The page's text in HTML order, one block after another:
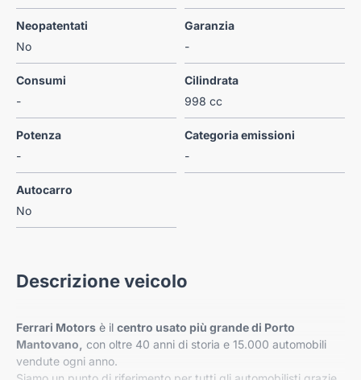
Neopatentati
No
Garanzia
-
Consumi
-
Cilindrata
998 cc
Potenza
-
Categoria emissioni
-
Autocarro
No
Descrizione veicolo
Ferrari Motors è il centro usato più grande di Porto
Mantovano, con oltre 40 anni di storia e 15.000 automobili
vendute ogni anno.